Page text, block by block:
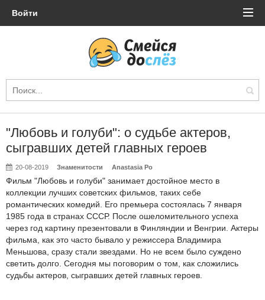
Войти
"Любовь и голуби": о судьбе актеров,
сыгравших детей главных героев
20-08-2019 Знаменитости Anastasia Po
Фильм "Любовь и голуби" занимает достойное место в
коллекции лучших советских фильмов, таких себе
романтических комедий. Его премьера состоялась 7 января
1985 года в странах СССР. После ошеломительного успеха
через год картину презентовали в Финляндии и Венгрии. Актеры
фильма, как это часто бывало у режиссера Владимира
Меньшова, сразу стали звездами. Но не всем было суждено
светить долго. Сегодня мы поговорим о том, как сложились
судьбы актеров, сыгравших детей главных героев.